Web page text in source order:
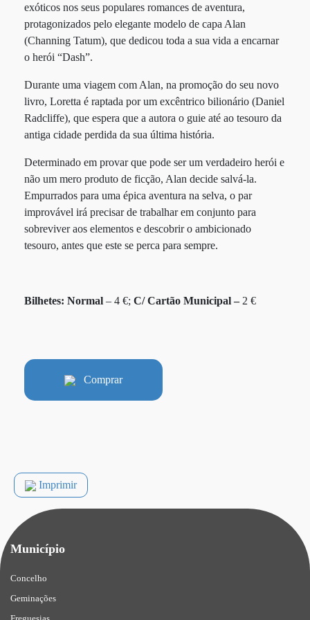
exóticos nos seus populares romances de aventura,
protagonizados pelo elegante modelo de capa Alan
(Channing Tatum), que dedicou toda a sua vida a encarnar
o herói “Dash”.
Durante uma viagem com Alan, na promoção do seu novo
livro, Loretta é raptada por um excêntrico bilionário (Daniel
Radcliffe), que espera que a autora o guie até ao tesouro da
antiga cidade perdida da sua última história.
Determinado em provar que pode ser um verdadeiro herói e
não um mero produto de ficção, Alan decide salvá-la.
Empurrados para uma épica aventura na selva, o par
improvável irá precisar de trabalhar em conjunto para
sobreviver aos elementos e descobrir o ambicionado
tesouro, antes que este se perca para sempre.
Bilhetes: Normal – 4 €; C/ Cartão Municipal – 2 €
Comprar
Imprimir
Município
Concelho
Geminações